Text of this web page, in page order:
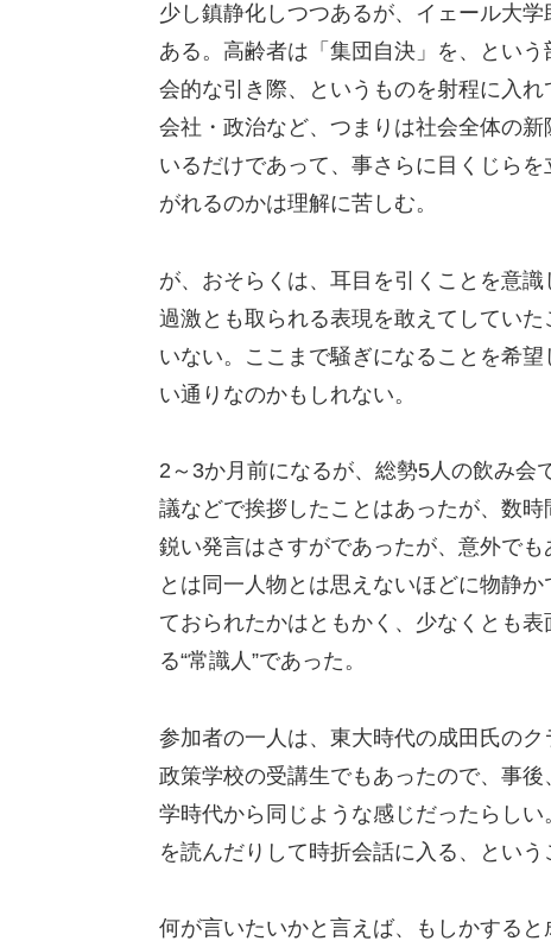
少し鎮静化しつつあるが、イェール大
ある。高齢者は「集団自決」を、とい
会的な引き際、というものを射程に入
会社・政治など、つまりは社会全体の
いるだけであって、事さらに目くじら
がれるのかは理解に苦しむ。
が、おそらくは、耳目を引くことを意
過激とも取られる表現を敢えてしてい
いない。ここまで騒ぎになることを希
い通りなのかもしれない。
2～3か月前になるが、総勢5人の飲み会
議などで挨拶したことはあったが、数
鋭い発言はさすがであったが、意外で
とは同一人物とは思えないほどに物静
ておられたかはともかく、少なくとも
る“常識人”であった。
参加者の一人は、東大時代の成田氏の
政策学校の受講生でもあったので、事
学時代から同じような感じだったらし
を読んだりして時折会話に入る、という
何が言いたいかと言えば、もしかする